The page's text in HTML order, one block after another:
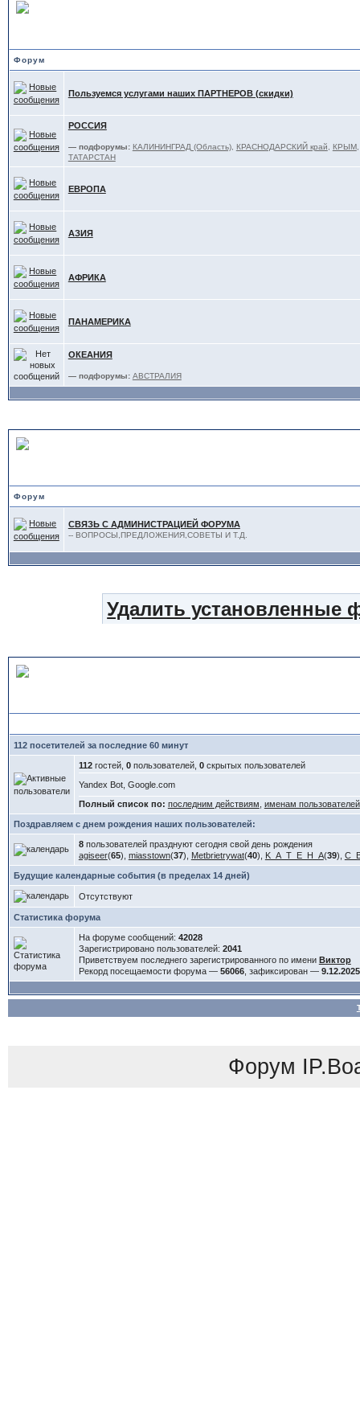
Форум
Пользуемся услугами наших ПАРТНЕРОВ (скидки)
РОССИЯ
— подфорумы: КАЛИНИНГРАД (Область), КРАСНОДАРСКИЙ край КРЫМ
ТАТАРСТАН
ЕВРОПА
АЗИЯ
АФРИКА
ПАНАМЕРИКА
ОКЕАНИЯ
— подфорумы: АВСТРАЛИЯ
Форум
СВЯЗЬ С АДМИНИСТРАЦИЕЙ ФОРУМА
-- ВОПРОСЫ,ПРЕДЛОЖЕНИЯ,СОВЕТЫ И Т.Д.
Удалить установленные
112 посетителей за последние 60 минут
112гостей, 0пользователей, 0скрытых пользователей
Yandex Bot, Google.com
Полный список по: последним действиям именам пользователей
Поздравляем с днем рождения наших пользователей:
8пользователей празднуют сегодня свой день рождения
agiseer(65), miasstown(37), Metbrietrywat(40), K_A_T_E_H_A(39),
Будущие календарные события (в пределах 14 дней)
Отсутствуют
Статистика форума
На форуме сообщений: 42028
Зарегистрировано пользователей: 2041
Приветствуем последнего зарегистрированного по имени Виктор
Рекорд посещаемости форума — 56066, зафиксирован —
Форум